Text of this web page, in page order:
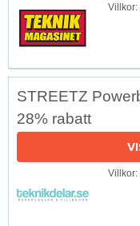
Villkor:
STREETZ
28% rabatt
Villkor: